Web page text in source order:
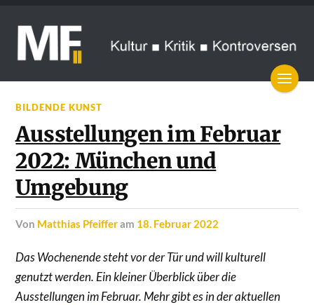
BILDENDE KUNST
Ausstellungen im Februar
2022: München und
Umgebung
von Matthias Pfeifferam 18. Februar 2022
Das Wochenende steht vor der Tür und will kulturell
genutzt werden. Ein kleiner Überblick über die
Ausstellungen im Februar. Mehr gibt es in der aktuellen